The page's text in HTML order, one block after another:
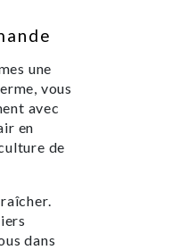
une
vous
avec
en
de
dans